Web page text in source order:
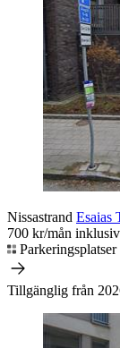
Nissastrand Esaias
700 kr/mån
Parkeringsplatser
Tillgänglig från